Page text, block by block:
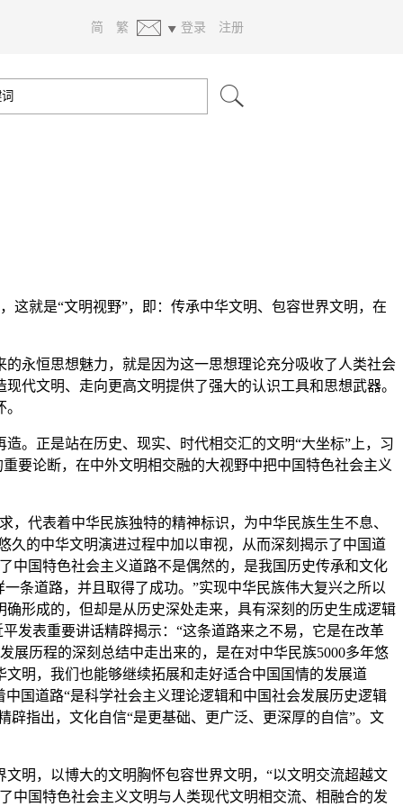
简 繁 登录 注册
就是“文明视野”，即：传承中华文明、包容世界文明，在
永恒思想魅力，就是因为这一思想理论充分吸收了人类社会
代文明、走向更高文明提供了强大的认识工具和思想武器。
正是站在历史、现实、时代相交汇的文明“大坐标”上，习
要论断，在中外文明相交融的大视野中把中国特色社会主义
代表着中华民族独特的精神标识，为中华民族生生不息、
久的中华文明演进过程中加以审视，从而深刻揭示了中国道
中国特色社会主义道路不是偶然的，是我国历史传承和文化
条道路，并且取得了成功。”实现中华民族伟大复兴之所以
形成的，但却是从历史深处走来，具有深刻的历史生成逻辑
发表重要讲话精辟揭示：“这条道路来之不易，它是在改革
展历程的深刻总结中走出来的，是在对中华民族5000多年悠
明，我们也能够继续拓展和走好适合中国国情的发展道
国道路“是科学社会主义理论逻辑和中国社会发展历史逻辑
指出，文化自信“是更基础、更广泛、更深厚的自信”。文
，以博大的文明胸怀包容世界文明，“以文明交流超越文
中国特色社会主义文明与人类现代文明相交流、相融合的发